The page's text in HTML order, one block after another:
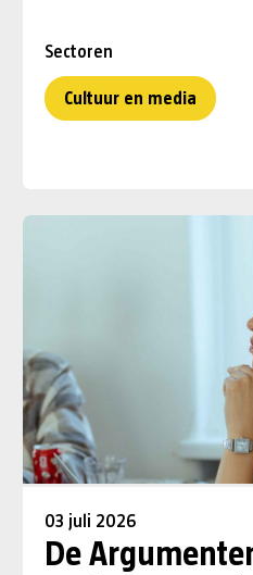
Sectoren
Cultuur en media
03 juli 2026
De